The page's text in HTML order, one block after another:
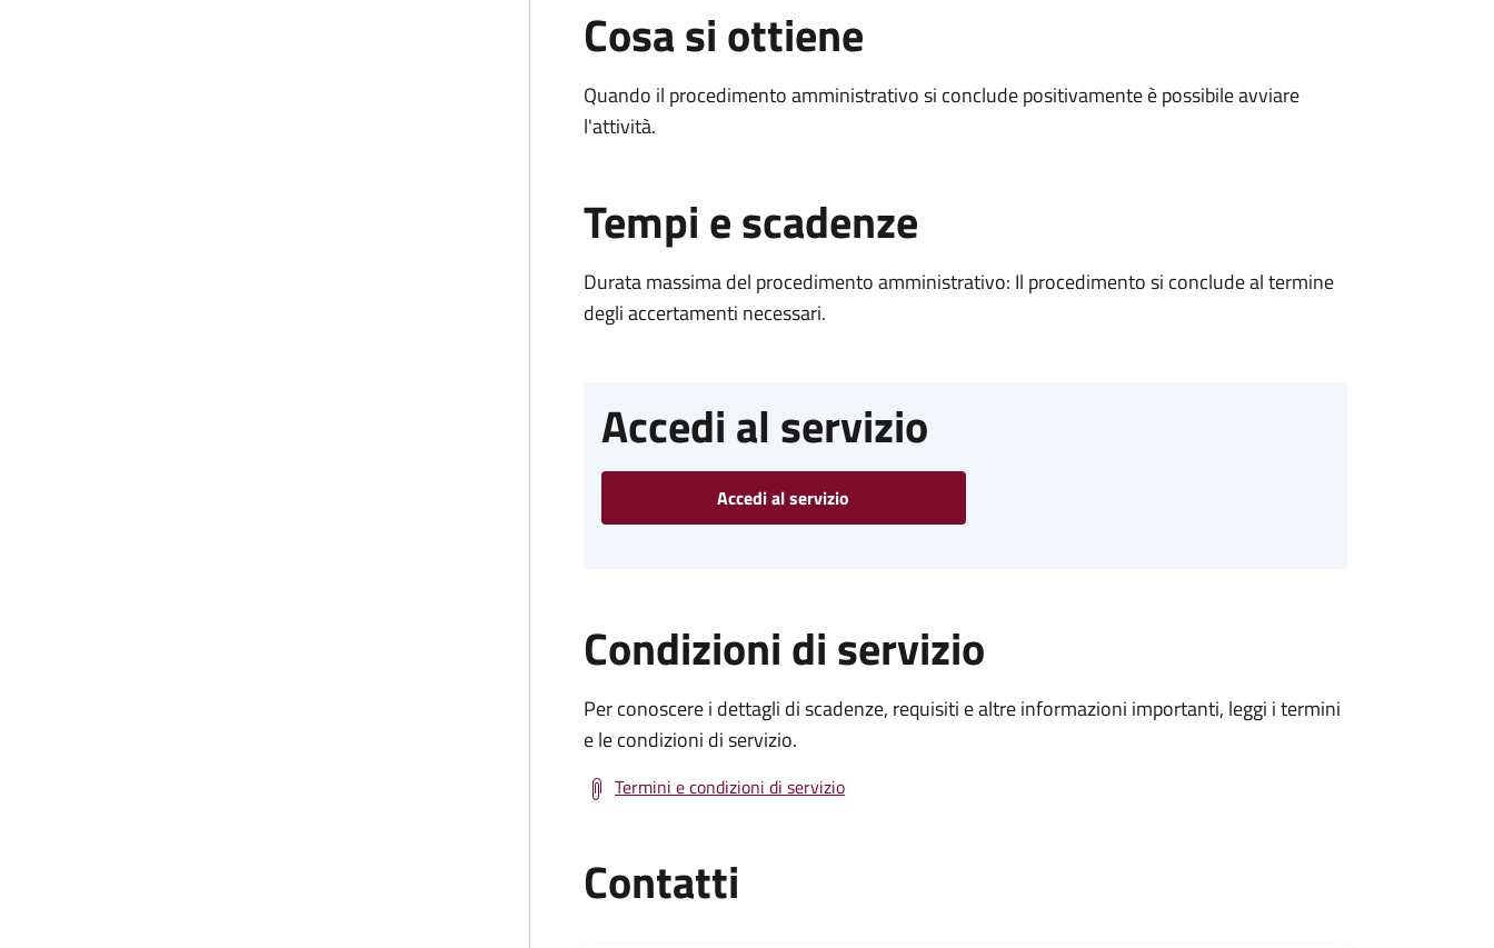
Cosa si ottiene
Quando il procedimento amministrativo si conclude positivamente è possibile avviare
l'attività.
Tempi e scadenze
Durata massima del procedimento amministrativo: Il procedimento si conclude al termine
degli accertamenti necessari.
Accedi al servizio
Accedi al servizio
Condizioni di servizio
Per conoscere i dettagli di scadenze, requisiti e altre informazioni importanti, leggi i termini
e le condizioni di servizio.
Termini e condizioni di servizio
Contatti